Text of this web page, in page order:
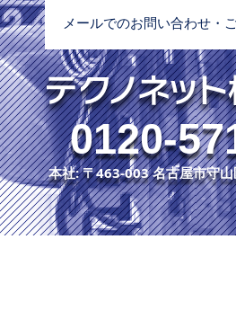
メールでのお問い合わせ・
0120-
本社: 〒463-003 名古屋市守